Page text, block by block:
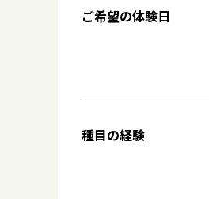
ご希望の体験日
種目の経験